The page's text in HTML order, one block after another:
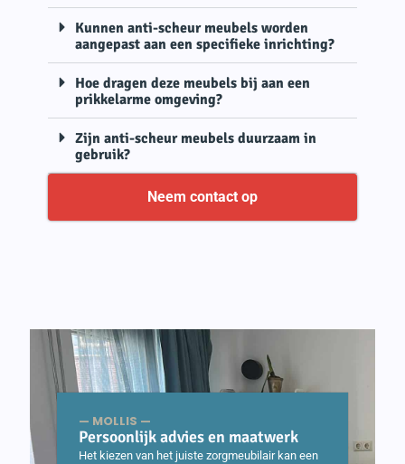
Kunnen anti-scheur meubels worden
aangepast aan een specifieke inrichting?
Hoe dragen deze meubels bij aan een
prikkelarme omgeving?
Zijn anti-scheur meubels duurzaam in
gebruik?
Neem contact op
— MOLLIS —
Persoonlijk advies en maatwerk
Het kiezen van het juiste zorgmeubilair kan een